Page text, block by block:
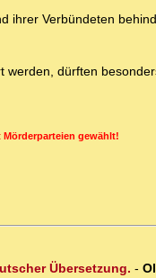
ihrer Verbündeten
dürften
Mörderparteien gewählt!
Übersetzung. -